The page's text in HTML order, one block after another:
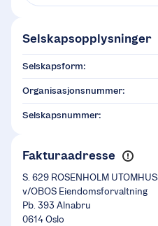
Selskapsopplysninger
Selskapsform:
Organisasjonsnummer:
Selskapsnummer:
Fakturaadresse
S. 629 ROSENHOLM
v/OBOS Eiendomsforvaltning
Pb. 393 Alnabru
0614 Oslo